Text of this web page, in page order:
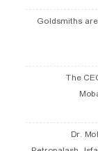
Goldsmiths
The
Dr.